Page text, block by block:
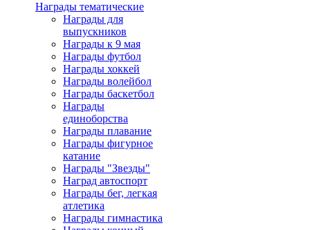
Награды тематические
Награды для
выпускников
Награды к 9 мая
Награды футбол
Награды хоккей
Награды волейбол
Награды баскетбол
Награды
единоборства
Награды плавание
Награды фигурное
катание
Награды "Звезды"
Наград автоспорт
Награды бег, легкая
атлетика
Награды гимнастика